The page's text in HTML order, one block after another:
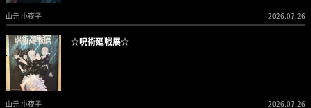
山元 小夜子 2026.07.26
☆呪術廻戦展☆
山元 小夜子 2026.07.26